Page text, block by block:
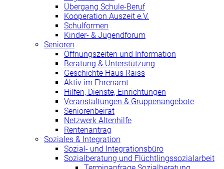
Übergang Schule-Beruf
Kooperation Auszeit e.V.
Schulformen
Kinder- & Jugendforum
Senioren
Öffnungszeiten und Information
Beratung & Unterstützung
Geschichte Haus Raiss
Aktiv im Ehrenamt
Hilfen, Dienste, Einrichtungen
Veranstaltungen & Gruppenangebote
Seniorenbeirat
Netzwerk Altenhilfe
Rentenantrag
Soziales & Integration
Sozial- und Integrationsbüro
Sozialberatung und Flüchtlingssozialarbeit